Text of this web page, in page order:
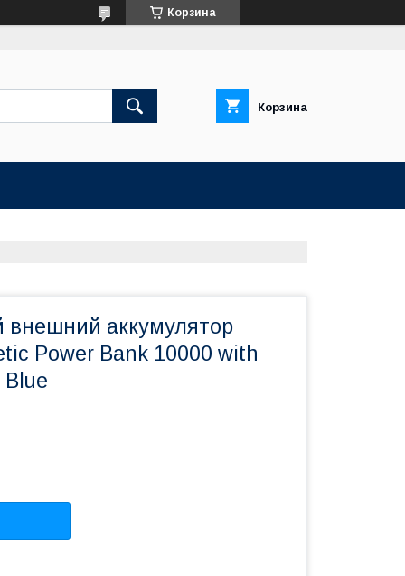
Корзина
Корзина
внешний аккумулятор
Power Bank 10000 with